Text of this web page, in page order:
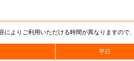
によりご利用いただける時間が異なりますので
平日